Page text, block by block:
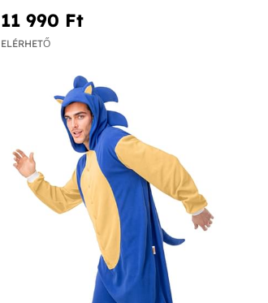
11 990 Ft‎
ELÉRHETŐ